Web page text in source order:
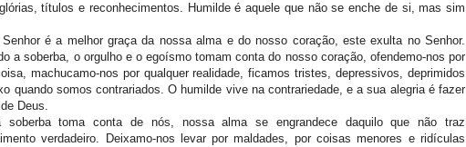
títulos e reconhecimentos. Humilde é aquele que não se enche de si, mas sim
é a melhor graça da nossa alma e do nosso coração, este exulta no Senhor.
a soberba, o orgulho e o egoísmo tomam conta do nosso coração, ofendemo-nos por
machucamo-nos por qualquer realidade, ficamos tristes, depressivos, deprimidos
quando somos contrariados. O humilde vive na contrariedade, e a sua alegria é fazer
Deus.
soberba toma conta de nós, nossa alma se engrandece daquilo que não traz
verdadeiro. Deixamo-nos levar por maldades, por coisas menores e ridículas